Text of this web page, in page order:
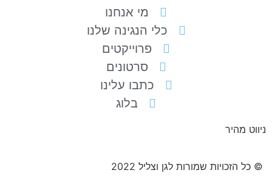
מי אנחנו
כלי הנגינה שלנו
פרוייקטים
סרטונים
כתבו עלינו
בלוג
מהיר
© כל הזכויות שמורות לגן וצליל 2022